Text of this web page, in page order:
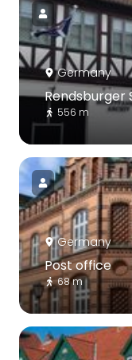
Germany
556 m
Germany
Post office
68 m